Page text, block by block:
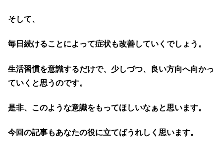
そして、
毎日続けることによって症状も改善していくでしょう。
生活習慣を意識するだけで、少しづつ、良い方向へ向かっ
ていくと思うのです。
是非、このような意識をもってほしいなぁと思います。
今回の記事もあなたの役に立てばうれしく思います。